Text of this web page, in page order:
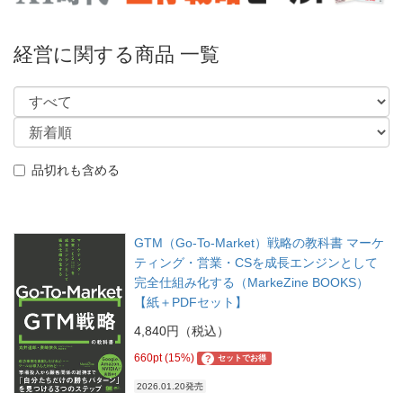
経営に関する商品 一覧
品切れも含める
GTM（Go-To-Market）戦略の教科書 マーケ
ティング・営業・CSを成長エンジンとして
完全仕組み化する（MarkeZine BOOKS）
【紙＋PDFセット】
4,840円（税込）
660pt (15%) ? セットでお得
2026.01.20発売